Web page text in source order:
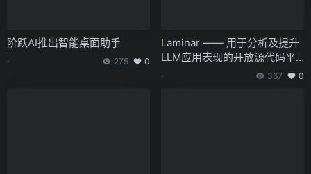
阶跃AI推出智能桌面助手
275 0
Laminar —— 用于分析及提升
LLM应用表现的开放源代码平
367 0